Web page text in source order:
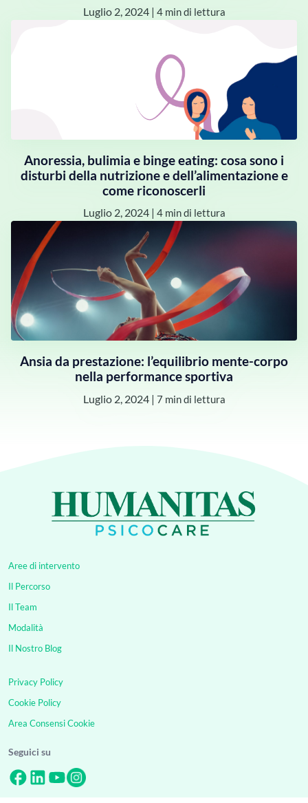
Luglio 2, 2024| 4 min di lettura
Anoressia, bulimia e binge eating: cosa sono i
disturbi della nutrizione e dell’alimentazione e
come riconoscerli
Luglio 2, 2024| 4 min di lettura
Ansia da prestazione: l’equilibrio mente-corpo
nella performance sportiva
Luglio 2, 2024| 7 min di lettura
Aree di intervento
Il Percorso
Il Team
Modalità
Il Nostro Blog
Privacy Policy
Cookie Policy
Area Consensi Cookie
Seguici su